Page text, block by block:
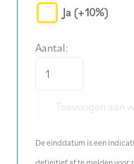
Ja (+10%)
Aantal:
Aanvoerslang
Ø
Toevoegen aan
De einddatum is een